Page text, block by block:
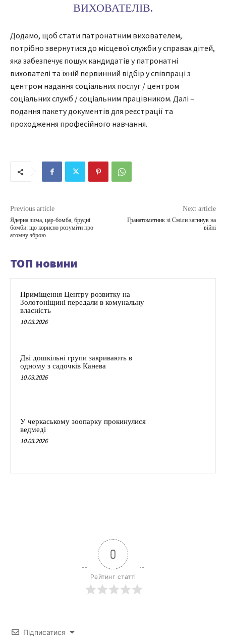
ВИХОВАТЕЛІВ.
Додамо, щоб стати патронатним вихователем,
потрібно звернутися до місцевої служби у справах дітей,
яка забезпечує пошук кандидатів у патронатні
вихователі та їхній первинний відбір у співпраці з
центром надання соціальних послуг / центром
соціальних служб / соціальним працівником. Далі –
подання пакету документів для реєстрації та
проходження професійного навчання.
Previous article
Ядерна зима, цар-бомба, брудні
бомби: що корисно розуміти про
атомну зброю
Next article
Гранатометник зі Сміли загинув на
війні
ТОП новини
Приміщення Центру розвитку на
Золотоніщині передали в комунальну
власність
10.03.2026
Дві дошкільні групи закривають в
одному з садочків Канева
10.03.2026
У черкаському зоопарку прокинулися
ведмеді
10.03.2026
0
Рейтинг статті
Підписатися